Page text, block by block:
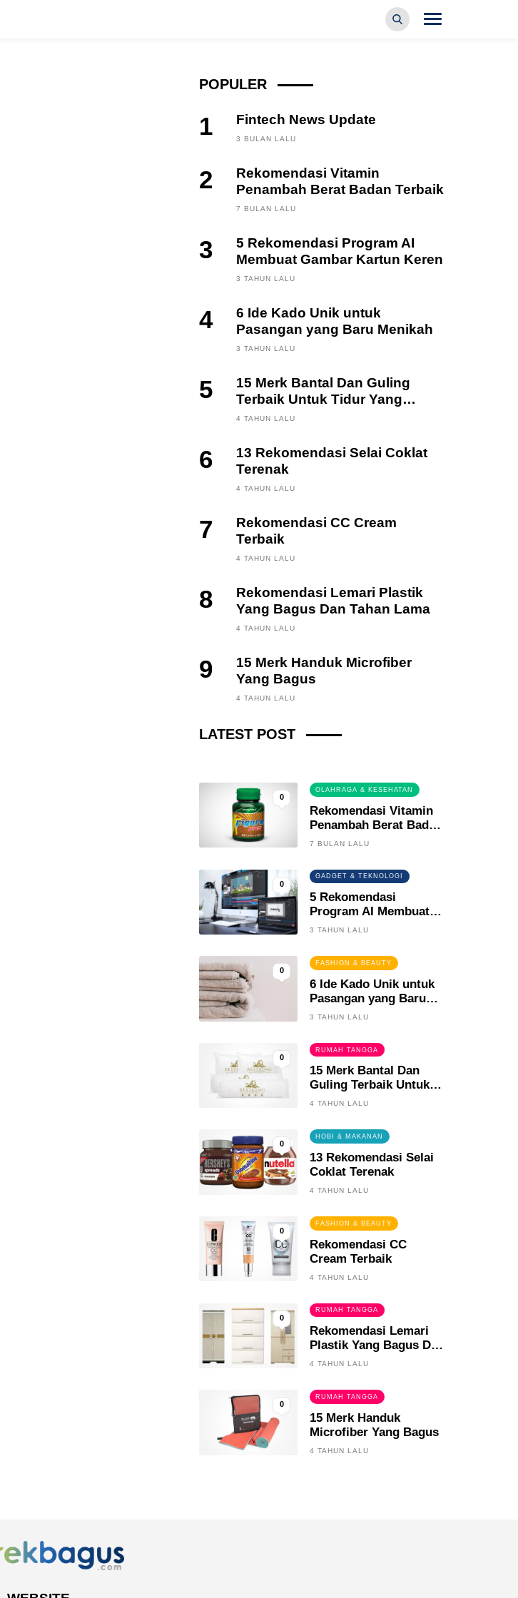
POPULER
1 Fintech News Update
3 BULAN LALU
2
Rekomendasi Vitamin
Penambah Berat Badan Terbaik
7 BULAN LALU
3
5 Rekomendasi Program AI
Membuat Gambar Kartun Keren
3 TAHUN LALU
4
6 Ide Kado Unik untuk
Pasangan yang Baru Menikah
3 TAHUN LALU
5
15 Merk Bantal Dan Guling
Terbaik Untuk Tidur Yang
Berkualitas
4 TAHUN LALU
6
13 Rekomendasi Selai Coklat
Terenak
4 TAHUN LALU
7
Rekomendasi CC Cream
Terbaik
4 TAHUN LALU
8
Rekomendasi Lemari Plastik
Yang Bagus Dan Tahan Lama
4 TAHUN LALU
9
15 Merk Handuk Microfiber
Yang Bagus
4 TAHUN LALU
LATEST POST
FINANCE, INVESTING
3 BULAN LALU
0
OLAHRAGA & KESEHATAN
Rekomendasi Vitamin
Penambah Berat Badan
Terbaik
7 BULAN LALU
0
GADGET & TEKNOLOGI
5 Rekomendasi
Program AI Membuat
Gambar Kartun Keren
3 TAHUN LALU
0
FASHION & BEAUTY
6 Ide Kado Unik untuk
Pasangan yang Baru
Menikah
3 TAHUN LALU
0
RUMAH TANGGA
15 Merk Bantal Dan
Guling Terbaik Untuk
Tidur Yang Berkualitas
4 TAHUN LALU
0
HOBI & MAKANAN
13 Rekomendasi Selai
Coklat Terenak
4 TAHUN LALU
0
FASHION & BEAUTY
Rekomendasi CC
Cream Terbaik
4 TAHUN LALU
0
RUMAH TANGGA
Rekomendasi Lemari
Plastik Yang Bagus Dan
Tahan Lama
4 TAHUN LALU
0
RUMAH TANGGA
15 Merk Handuk
Microfiber Yang Bagus
4 TAHUN LALU